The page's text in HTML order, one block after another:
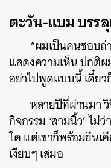
ตะวัน-แบม บรร
“ผมเป็นคนชอบถ่
แสดงความเห็น ปกติผ
อย่าไปพูดแบบนี้ เดี๋ย
หลายปีที่ผ่านมา
กิจกรรม ‘สามนิ้ว’ ไม่
ใด แต่เขาก็พร้อมยืนเ
เงียบๆ เสมอ